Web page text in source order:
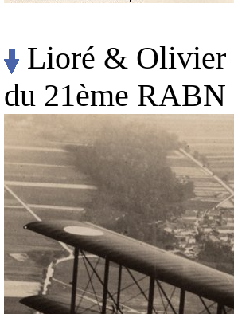
Lioré & Olivier
du 21ème